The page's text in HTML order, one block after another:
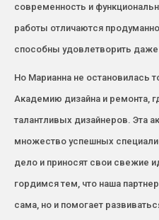
современность и
работы отличаются
способны удовлетворить
Но Марианна не остановилась
Академию дизайна и ремонта,
талантливых дизайнеров. Эта
множество успешных
дело и приносят свои свежие
гордимся тем, что наша
сама, но и помогает